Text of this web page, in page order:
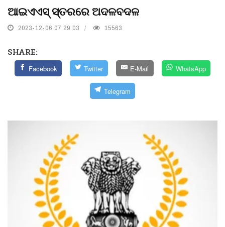
ଆଇଏଏସ୍ ସ୍ତରରେ ଅଦଳବଦଳ
2023-12-06 07:29:03 15563
SHARE:
Facebook Twitter E-Mail WhatsApp
Telegram